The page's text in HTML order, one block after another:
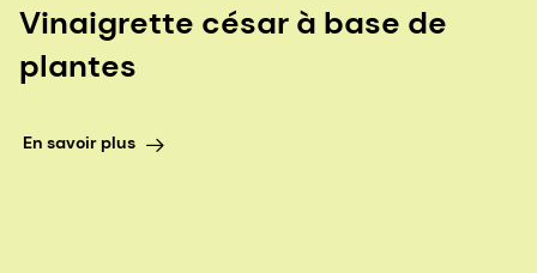
Vinaigrette césar à base de
plantes
En savoir plus